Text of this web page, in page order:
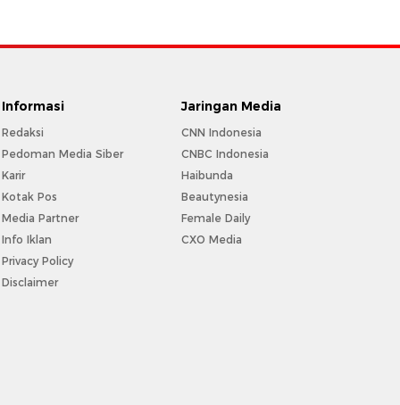
Informasi
Redaksi
Pedoman Media Siber
Karir
Kotak Pos
Media Partner
Info Iklan
Privacy Policy
Disclaimer
Jaringan Media
CNN Indonesia
CNBC Indonesia
Haibunda
Beautynesia
Female Daily
CXO Media